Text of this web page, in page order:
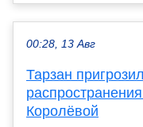
00:28, 13 Авг
Тарзан
Королёвой